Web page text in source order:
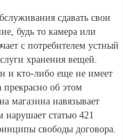
сдавать свои
будь то камера или
с потребителем устный
хранения вещей.
и кто-либо еще не имеет
прекрасно об этом
магазина навязывает
нарушает статью 421
свободы договора.